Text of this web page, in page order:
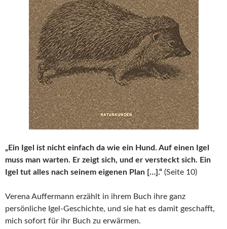
„Ein Igel ist nicht einfach da wie ein Hund. Auf einen Igel
muss man warten. Er zeigt sich, und er versteckt sich. Ein
Igel tut alles nach seinem eigenen Plan […].“ (Seite 10)
Verena Auffermann erzählt in ihrem Buch ihre ganz
persönliche Igel-Geschichte, und sie hat es damit geschafft,
mich sofort für ihr Buch zu erwärmen.